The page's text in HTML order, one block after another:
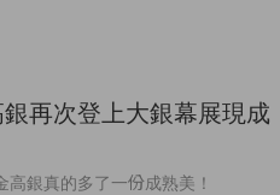
再次登上大銀幕展現成
銀真的多了一份成熟美！